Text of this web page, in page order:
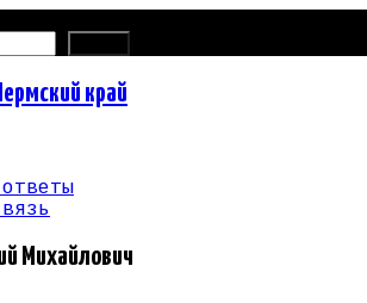
край
Михайлович